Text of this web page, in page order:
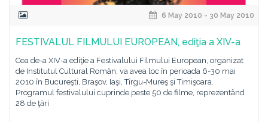
6 May 2010 - 30 May 2010
FESTIVALUL FILMULUI EUROPEAN, ediţia a XIV-a
Cea de-a XIV-a ediţie a Festivalului Filmului European, organizat
de Institutul Cultural Român, va avea loc în perioada 6-30 mai
2010 în Bucureşti, Braşov, Iaşi, Tîrgu-Mureş şi Timişoara.
Programul festivalului cuprinde peste 50 de filme, reprezentând
28 de ţări